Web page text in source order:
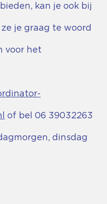
kan je ook bij
je graag te woord
voor het
of bel 06 39032263
dinsdag